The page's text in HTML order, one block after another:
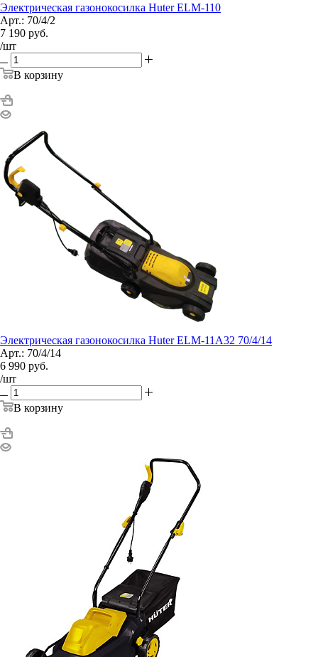
Электрическая газонокосилка Huter ELM-110
Арт.: 70/4/2
7 190 руб.
/шт
В корзину
Электрическая газонокосилка Huter ELM-11А32 70/4/14
Арт.: 70/4/14
6 990 руб.
/шт
В корзину